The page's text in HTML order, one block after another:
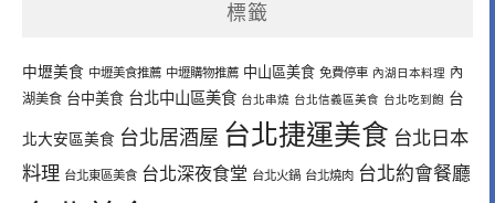
標籤
中壢美食 中壢美食推薦 中壢購物推薦 中山區美食 免費停車 內湖日本料理 內
湖美食 台中美食 台北中山區美食 台北串燒 台北信義區美食 台北吃到飽 台
北大安區美食 台北居酒屋 台北捷運美食 台北日本
料理 台北東區美食 台北深夜食堂 台北火鍋 台北燒肉 台北約會餐廳